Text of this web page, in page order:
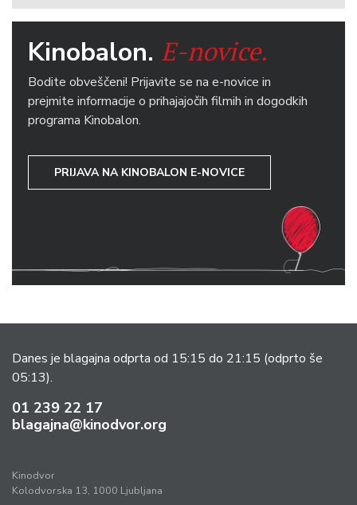
Kinobalon. E-novice.
Bodite obveščeni! Prijavite se na e-novice in
prejmite informacije o prihajajočih filmih in dogodkih
programa Kinobalon.
PRIJAVA NA KINOBALON E-NOVICE
Danes je blagajna odprta od 15:15 do 21:15 (odprto še
05:13).
01 239 22 17
blagajna@kinodvor.org
Kinodvor
Kolodvorska 13, 1000 Ljubljana